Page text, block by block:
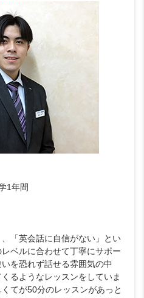
1年間
、「英会話に自信がない」とい
ベルに合わせて丁寧にサポー
を恐れず話せる雰囲気の中
るようなレッスンをしていま
てが50分のレッスンがあっと